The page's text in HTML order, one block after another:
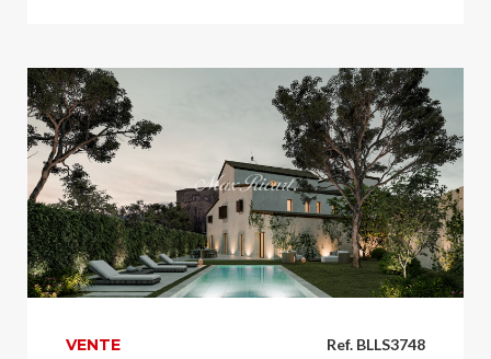
Ref. BLLS3748
VENTE